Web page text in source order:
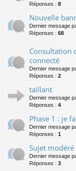
Réponses : 8
Nouvelle
Dernier message
Réponses : 68
Consultation
connecté
Dernier message
Réponses : 2
taillant
Dernier message
Réponses : 4
Phase 1 : je
Dernier message
Réponses : 1
Sujet modéré
Dernier message
Réponses : 3